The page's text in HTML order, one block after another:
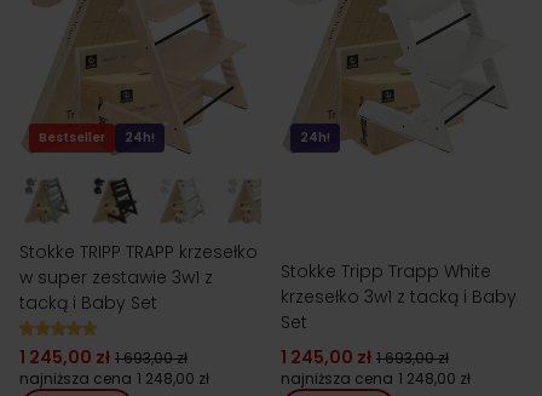
Bestseller 24h!
Stokke TRIPP TRAPP krzesełko
w super zestawie 3w1 z
tacką i Baby Set
1 245,00 zł 1 693,00 zł
najniższa cena 1 248,00 zł
24h!
Stokke Tripp Trapp White
krzesełko 3w1 z tacką i Baby
Set
1 245,00 zł 1 693,00 zł
najniższa cena 1 248,00 zł